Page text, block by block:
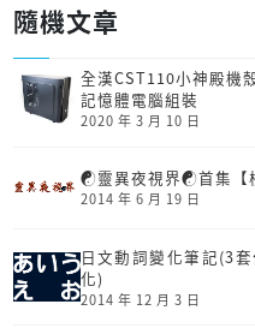
隨機文章
全漢CST110小神殿機
記憶體電腦組裝
2020 年 3 月 10 日
☯靈異夜視界☯首集【
2014 年 6 月 19 日
日文動詞變化筆記(3
化)
2014 年 12 月 3 日